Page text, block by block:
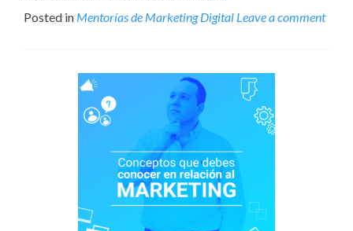
Posted in Mentorías de Marketing Digital Leave a comment